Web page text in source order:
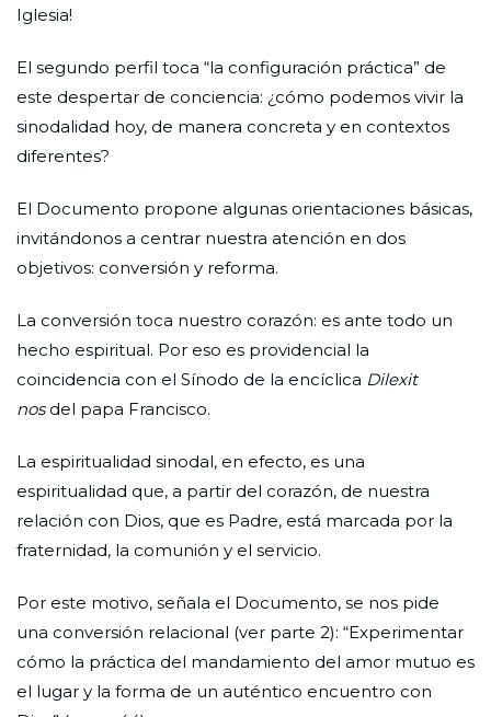
Iglesia!
El segundo perfil toca “la configuración práctica” de
este despertar de conciencia: ¿cómo podemos vivir la
sinodalidad hoy, de manera concreta y en contextos
diferentes?
El Documento propone algunas orientaciones básicas,
invitándonos a centrar nuestra atención en dos
objetivos: conversión y reforma.
La conversión toca nuestro corazón: es ante todo un
hecho espiritual. Por eso es providencial la
coincidencia con el Sínodo de la encíclica Dilexit
nosdel papa Francisco.
La espiritualidad sinodal, en efecto, es una
espiritualidad que, a partir del corazón, de nuestra
relación con Dios, que es Padre, está marcada por la
fraternidad, la comunión y el servicio.
Por este motivo, señala el Documento, se nos pide
una conversión relacional (ver parte 2): “Experimentar
cómo la práctica del mandamiento del amor mutuo es
el lugar y la forma de un auténtico encuentro con